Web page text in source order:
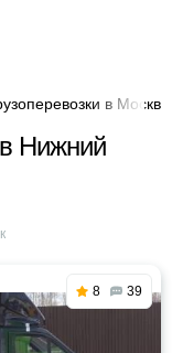
в Москве
Нижний
8 39